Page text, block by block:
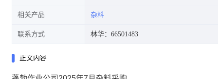
相关产品 杂料
联系方式 林华：66501483
正文内容